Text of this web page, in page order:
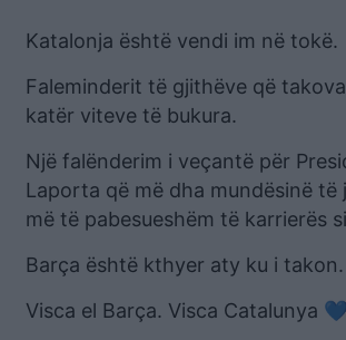
Katalonja është vendi im në tokë.
Faleminderit të gjithëve që
katër viteve të bukura.
Një falënderim i veçantë për
Laporta që më dha mundësinë të
më të pabesueshëm të karrierës
Barça është kthyer aty ku i takon.
Visca el Barça. Visca Catalunya